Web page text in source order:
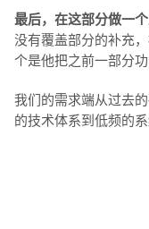
最后，在这部分做一
没有覆盖部分的补充
个是他把之前一部分
我们的需求端从过去
的技术体系到低频的